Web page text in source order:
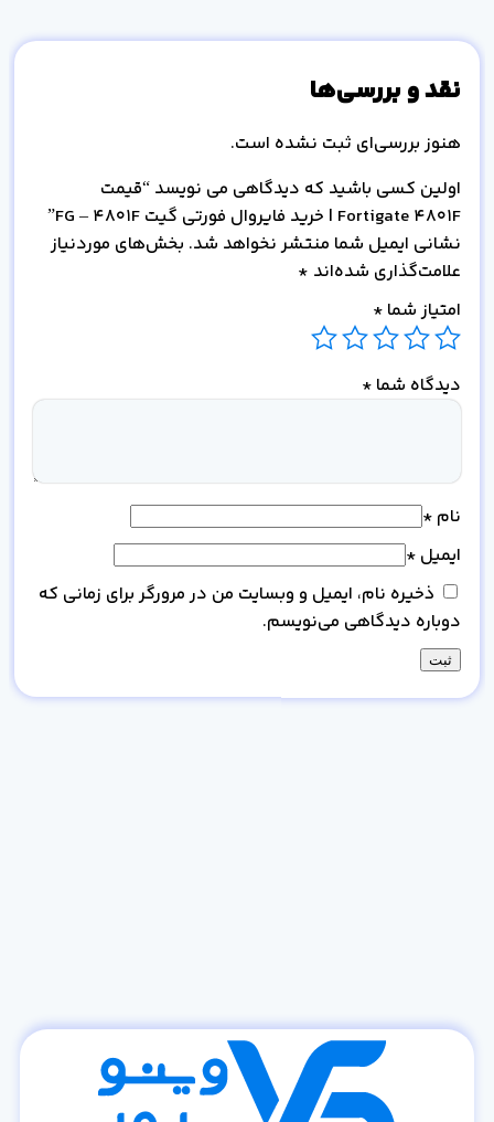
نقد و بررسی‌ها
هنوز بررسی‌ای ثبت نشده است.
اولین کسی باشید که دیدگاهی می نویسد “قیمت
Fortigate 4801F | خرید فایروال فورتی گیت FG – 4801F”
نشانی ایمیل شما منتشر نخواهد شد. بخش‌های موردنیاز
علامت‌گذاری شده‌اند *
امتیاز شما *
دیدگاه شما *
نام *
ایمیل *
ذخیره نام، ایمیل و وبسایت من در مرورگر برای زمانی که
دوباره دیدگاهی می‌نویسم.